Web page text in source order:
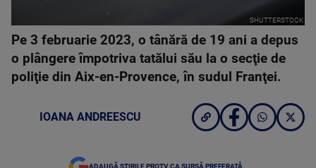
SHUTTERSTOCK
Pe 3 februarie 2023, o tânără de 19 ani a depus
o plângere împotriva tatălui său la o secţie de
poliţie din Aix-en-Provence, în sudul Franţei.
IOANA ANDREESCU